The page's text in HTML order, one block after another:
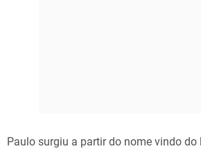
Paulo surgiu a partir do nome vindo do